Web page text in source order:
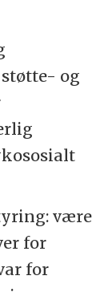
og
være
for
for